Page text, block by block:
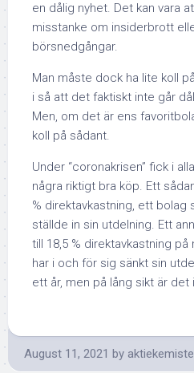
en dålig nyhet. Det kan vara
misstanke om insiderbrott
börsnedgångar.
Man måste dock ha lite koll
i så att det faktiskt inte går
Men, om det är ens
koll på sådant.
Under “coronakrisen” fick i
några riktigt bra köp. Ett
% direktavkastning, ett bolag
ställde in sin utdelning. Ett
till 18,5 % direktavkastning
har i och för sig sänkt sin
ett år, men på lång sikt är det
August 11, 2021 by